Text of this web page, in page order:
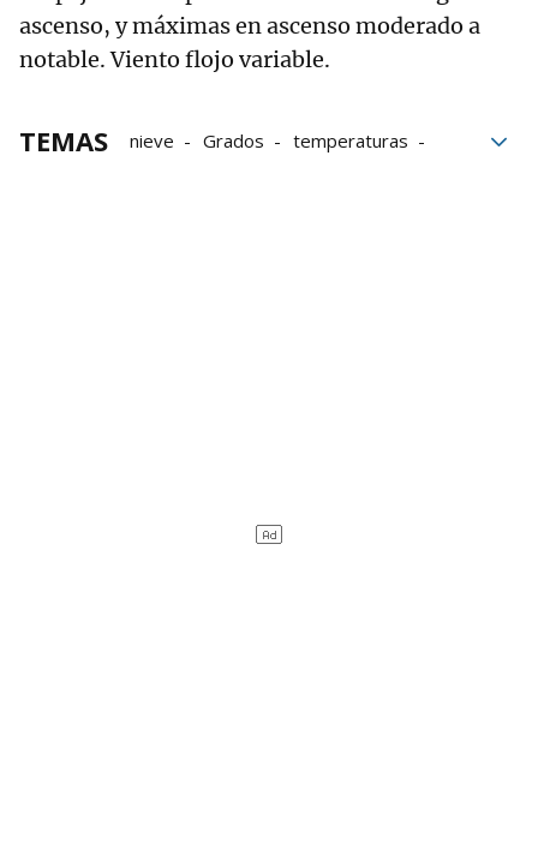
ascenso, y máximas en ascenso moderado a
notable. Viento flojo variable.
TEMAS nieve Grados
temperaturas